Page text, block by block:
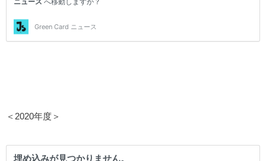
＜2020年度＞